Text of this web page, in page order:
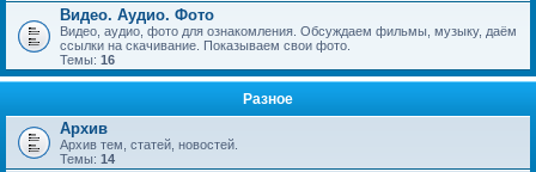
Видео. Аудио. Фото
Видео, аудио, фото для ознакомления. Обсуждаем фильмы, музыку, даём
ссылки на скачивание. Показываем свои фото.
Темы: 16
Разное
Архив
Архив тем, статей, новостей.
Темы: 14